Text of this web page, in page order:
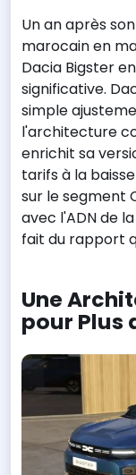
Un an après
marocain en
Dacia Bigster
significative.
simple
l'architecture
enrichit sa
tarifs à la
sur le segment
avec l'ADN de
fait du rapport
Une
pour Plus